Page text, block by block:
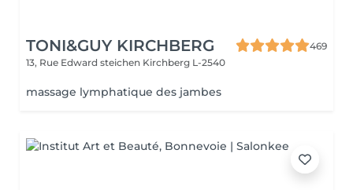
TONI&GUY KIRCHBERG
469
13, Rue Edward steichen Kirchberg L-2540
massage lymphatique des jambes